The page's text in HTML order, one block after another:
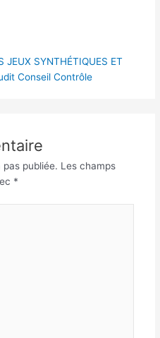
JEUX SYNTHÉTIQUES ET
Conseil Contrôle
publiée. Les champs
*